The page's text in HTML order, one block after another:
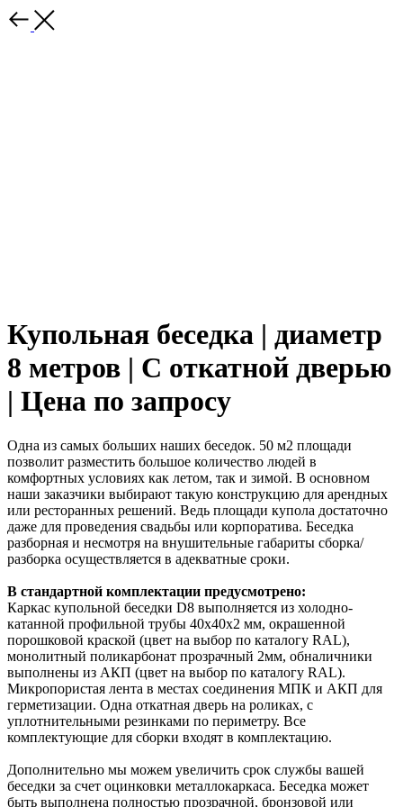
Купольная беседка | диаметр
8 метров | С откатной дверью
| Цена по запросу
Одна из самых больших наших беседок. 50 м2 площади
позволит разместить большое количество людей в
комфортных условиях как летом, так и зимой. В основном
наши заказчики выбирают такую конструкцию для арендных
или ресторанных решений. Ведь площади купола достаточно
даже для проведения свадьбы или корпоратива. Беседка
разборная и несмотря на внушительные габариты сборка/
разборка осуществляется в адекватные сроки.
В стандартной комплектации предусмотрено:
Каркас купольной беседки D8 выполняется из холодно-
катанной профильной трубы 40х40х2 мм, окрашенной
порошковой краской (цвет на выбор по каталогу RAL),
монолитный поликарбонат прозрачный 2мм, обналичники
выполнены из АКП (цвет на выбор по каталогу RAL).
Микропористая лента в местах соединения МПК и АКП для
герметизации. Одна откатная дверь на роликах, с
уплотнительными резинками по периметру. Все
комплектующие для сборки входят в комплектацию.
Дополнительно мы можем увеличить срок службы вашей
беседки за счет оцинковки металлокаркаса. Беседка может
быть выполнена полностью прозрачной, бронзовой или